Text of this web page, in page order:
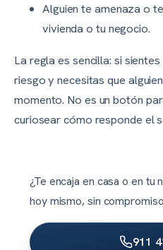
Alguien te amenaza o
vivienda o tu negocio.
La regla es sencilla: si
riesgo y necesitas que
momento. No es un botón
curiosear cómo responde el
¿Te encaja en casa o en tu
hoy mismo, sin
911